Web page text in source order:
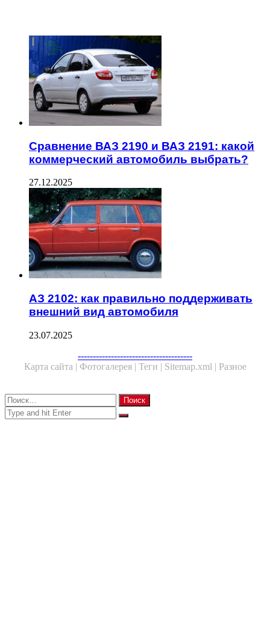
Сравнение ВАЗ 2190 и ВАЗ 2191: какой
коммерческий автомобиль выбрать?
27.12.2025
АЗ 2102: как правильно поддерживать
внешний вид автомобиля
23.07.2025
--------------------------------------
Карта сайта | Фотогалерея | Теги | Sitemap.xml | Разное
Close
Найти:
Close
Search